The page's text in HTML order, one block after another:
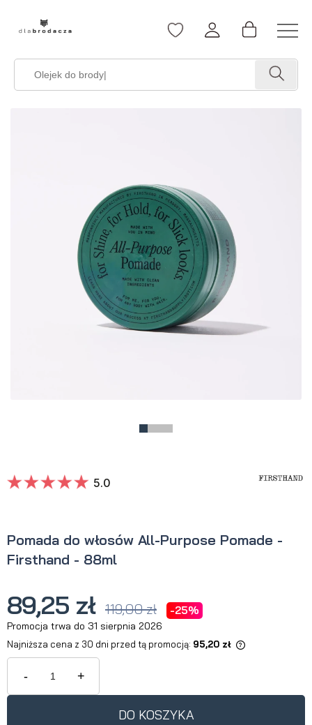
Pomada do włosów All-Purpose Pomade -
Firsthand - 88ml
5.0
89,25 zł 119,00 zł -25%
Promocja trwa do 31 sierpnia 2026
Najniższa cena z 30 dni przed tą promocją: 95,20 zł
Jeżeli produkt jest sprzedawany
krócej niż 30 dni, wyświetlana jest
produkt pojawił się w sprzedaży.
- +
DO KOSZYKA